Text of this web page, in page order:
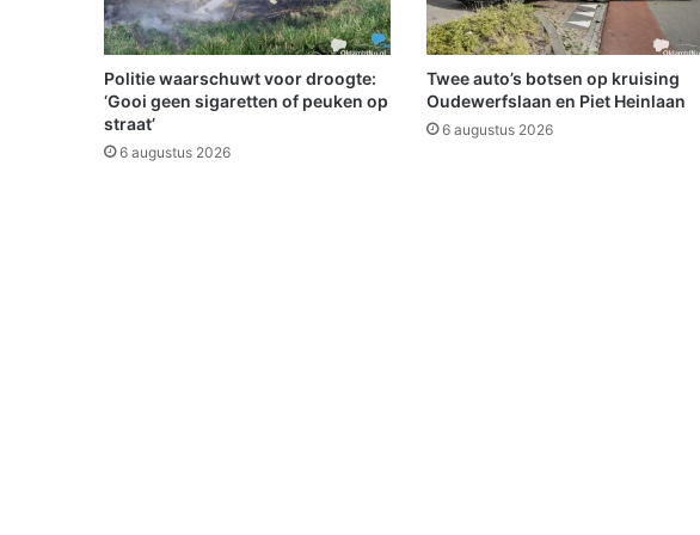
g
o
p
N
K
j
e
n
i
s
Politie waarschuwt voor droogte:
‘Gooi geen sigaretten of peuken op
straat’
6 augustus 2026
Twee auto’s botsen op kruising
Oudewerfslaan en Piet Heinlaan
6 augustus 2026